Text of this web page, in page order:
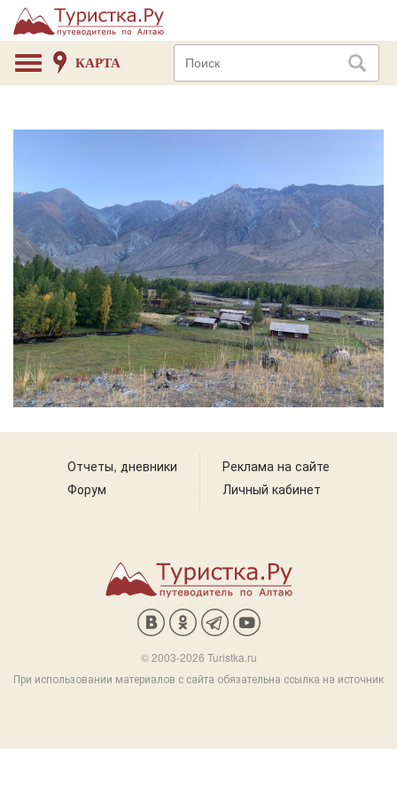
КАРТА
Отчеты, дневники
Форум
Реклама на сайте
Личный кабинет
© 2003-2026 Turistka.ru
При использовании материалов с сайта обязательна ссылка на источник